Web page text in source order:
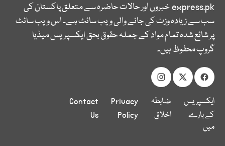
express.pkخبروں اور حالات حاضرہ سے متعلق پاکستان کی
سب سے زیادہ وزٹ کی جانے والی ویب سائٹ ہے۔ اس ویب سائٹ
پر شائع شدہ تمام مواد کے جملہ حقوق بحق ایکسپریس میڈیا
گروپ محفوظ ہیں۔
ایکسپریس
کے بارے
میں
ضابطہ
اخلاق
Privacy
Policy
Contact
Us